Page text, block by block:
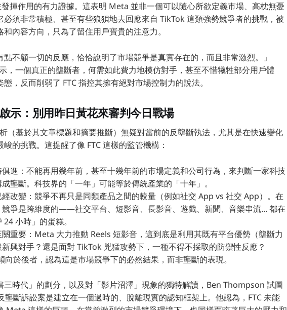
揮作用的有力證據。這表明 Meta 並非一個可以隨心所欲定義市場、高枕無憂
必須非常積極、甚至有些狼狽地去回應來自 TikTok 這類強勢競爭者的挑戰，被
內容方向，只為了留住用戶寶貴的注意力。
點不顧一切的反應，恰恰說明了市場競爭是真實存在的，而且非常激烈。」
，一個真正的壟斷者，何需如此費力地模仿對手，甚至不惜犧牲部分用戶體
，反而削弱了 FTC 指控其擁有絕對市場控制力的說法。
示：別用昨日黃花來審判今日戰場
（基於其文章標題和摘要推斷）無疑對當前的反壟斷執法，尤其是在快速變化
的挑戰。這提醒了像 FTC 這樣的監管機構：
進：不能再用幾年前，甚至十幾年前的市場定義和公司行為，來判斷一家科技
壟斷。科技界的「一年」可能等於傳統產業的「十年」。
改變：競爭不再只是同類產品之間的較量（例如社交 App vs 社交 App）。在
爭是跨維度的——社交平台、短影音、長影音、遊戲、新聞、音樂串流... 都在
小時」的蛋糕。
重要：Meta 大力推動 Reels 短影音，這到底是利用其既有平台優勢（壟斷力
興對手？還是面對 TikTok 兇猛攻勢下，一種不得不採取的防禦性反應？
於後者，認為這是市場競爭下的必然結果，而非壟斷的表現。
三時代」的劃分，以及對「影片沼澤」現象的獨特解讀，Ben Thompson 試圖
壟斷訴訟案是建立在一個過時的、脫離現實的認知框架上。他認為，FTC 未能